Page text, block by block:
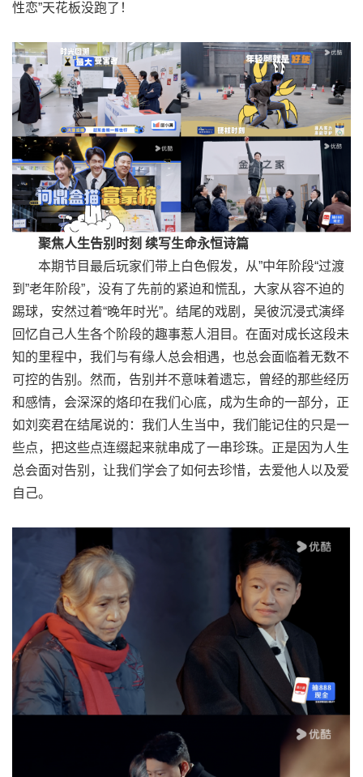
性恋”天花板没跑了！
聚焦人生告别时刻 续写生命永恒诗篇
本期节目最后玩家们带上白色假发，从”中年阶段“过渡
到”老年阶段”，没有了先前的紧迫和慌乱，大家从容不迫的
踢球，安然过着“晚年时光”。结尾的戏剧，吴彼沉浸式演绎
回忆自己人生各个阶段的趣事惹人泪目。在面对成长这段未
知的里程中，我们与有缘人总会相遇，也总会面临着无数不
可控的告别。然而，告别并不意味着遗忘，曾经的那些经历
和感情，会深深的烙印在我们心底，成为生命的一部分，正
如刘奕君在结尾说的：我们人生当中，我们能记住的只是一
些点，把这些点连缀起来就串成了一串珍珠。正是因为人生
总会面对告别，让我们学会了如何去珍惜，去爱他人以及爱
自己。